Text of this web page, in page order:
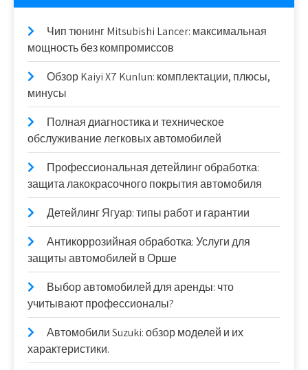
Чип тюнинг Mitsubishi Lancer: максимальная
мощность без компромиссов
Обзор Kaiyi X7 Kunlun: комплектации, плюсы,
минусы
Полная диагностика и техническое
обслуживание легковых автомобилей
Профессиональная детейлинг обработка:
защита лакокрасочного покрытия автомобиля
Детейлинг Ягуар: типы работ и гарантии
Антикоррозийная обработка: Услуги для
защиты автомобилей в Орше
Выбор автомобилей для аренды: что
учитывают профессионалы?
Автомобили Suzuki: обзор моделей и их
характеристики.